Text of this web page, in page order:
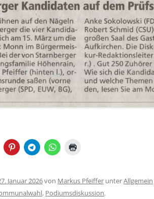
Januar 2026von Markus Pfeiffer unterAllgemein
, Podiumsdiskussion.